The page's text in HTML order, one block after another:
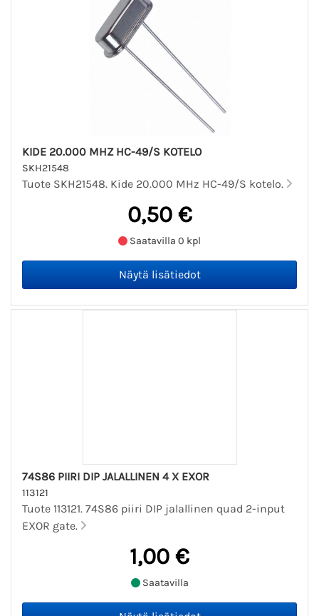
KIDE 20.000 MHZ HC-49/S KOTELO
SKH21548
Tuote SKH21548. Kide 20.000 MHz HC-49/S kotelo.
0,50 €
Saatavilla 0 kpl
74S86 PIIRI DIP JALALLINEN 4 X EXOR
113121
Tuote 113121. 74S86 piiri DIP jalallinen quad 2-input
EXOR gate.
1,00 €
Saatavilla